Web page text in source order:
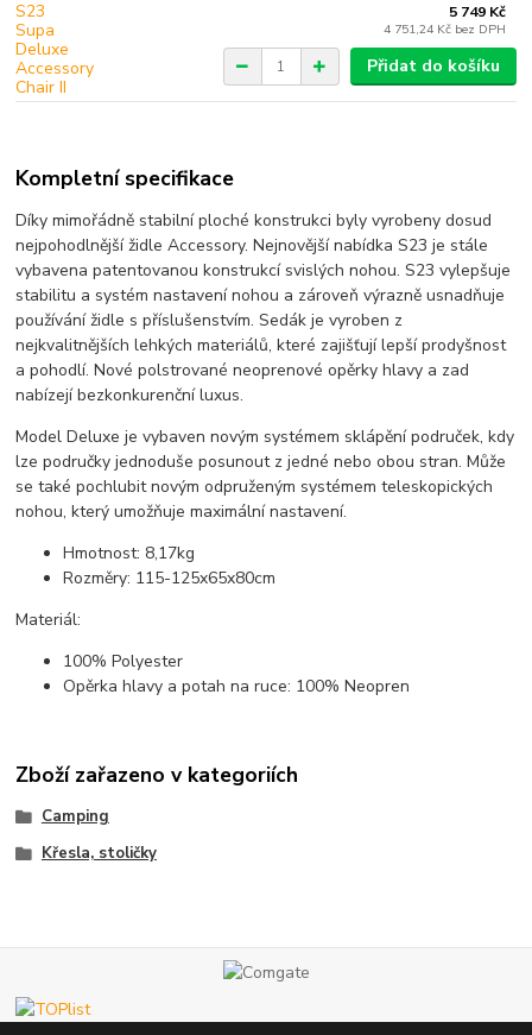
5 749 Kč
4 751,24 Kč bez DPH
Přidat do košíku
Kompletní specifikace
Díky mimořádně stabilní ploché konstrukci byly vyrobeny dosud
nejpohodlnější židle Accessory. Nejnovější nabídka S23 je stále
vybavena patentovanou konstrukcí svislých nohou. S23 vylepšuje
stabilitu a systém nastavení nohou a zároveň výrazně usnadňuje
používání židle s příslušenstvím. Sedák je vyroben z
nejkvalitnějších lehkých materiálů, které zajišťují lepší prodyšnost
a pohodlí. Nové polstrované neoprenové opěrky hlavy a zad
nabízejí bezkonkurenční luxus.
Model Deluxe je vybaven novým systémem sklápění područek, kdy
lze područky jednoduše posunout z jedné nebo obou stran. Může
se také pochlubit novým odpruženým systémem teleskopických
nohou, který umožňuje maximální nastavení.
Hmotnost: 8,17kg
Rozměry: 115-125x65x80cm
Materiál:
100% Polyester
Opěrka hlavy a potah na ruce: 100% Neopren
Zboží zařazeno v kategoriích
Camping
Křesla, stoličky